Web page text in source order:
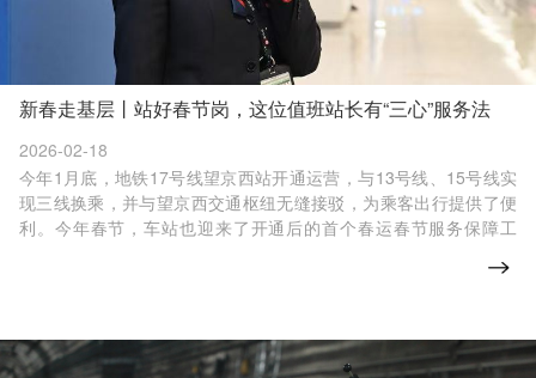
新春走基层丨站好春节岗，这位值班站长有“三心”服务法
今年1月底，地铁17号线望京西站开通运营，与13号线、15号线实
现三线换乘，并与望京西交通枢纽无缝接驳，为乘客出行提供了便
利。今年春节，车站也迎来了开通后的首个春运春节服务保障工
2026-02-18